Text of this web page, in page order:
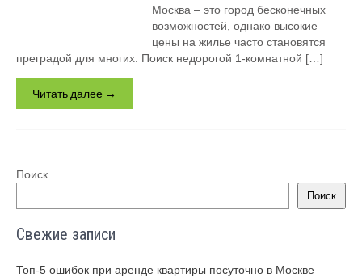
Москва – это город бесконечных
возможностей, однако высокие
цены на жилье часто становятся
преградой для многих. Поиск недорогой 1-комнатной […]
Читать далее →
Поиск
Поиск
Свежие записи
Топ-5 ошибок при аренде квартиры посуточно в Москве —